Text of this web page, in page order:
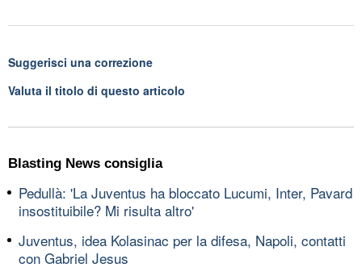
Suggerisci una correzione
Valuta il titolo di questo articolo
Blasting News consiglia
Pedullà: 'La Juventus ha bloccato Lucumi, Inter, Pavard
insostituibile? Mi risulta altro'
Juventus, idea Kolasinac per la difesa, Napoli, contatti
con Gabriel Jesus